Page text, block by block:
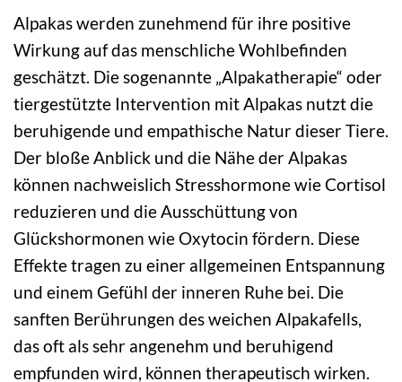
Alpakas werden zunehmend für ihre positive
Wirkung auf das menschliche Wohlbefinden
geschätzt. Die sogenannte „Alpakatherapie“ oder
tiergestützte Intervention mit Alpakas nutzt die
beruhigende und empathische Natur dieser Tiere.
Der bloße Anblick und die Nähe der Alpakas
können nachweislich Stresshormone wie Cortisol
reduzieren und die Ausschüttung von
Glückshormonen wie Oxytocin fördern. Diese
Effekte tragen zu einer allgemeinen Entspannung
und einem Gefühl der inneren Ruhe bei. Die
sanften Berührungen des weichen Alpakafells,
das oft als sehr angenehm und beruhigend
empfunden wird, können therapeutisch wirken.